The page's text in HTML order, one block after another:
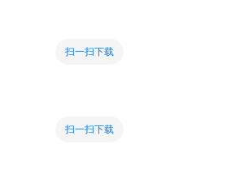
扫一扫下载
扫一扫下载